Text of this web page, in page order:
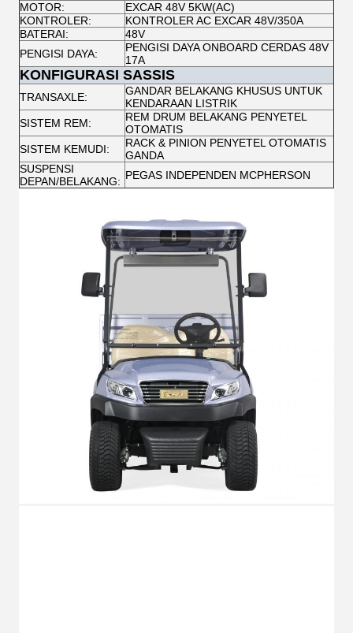
MOTOR:
EXCAR 48V 5KW(AC)
KONTROLER:
KONTROLER AC EXCAR 48V/350A
BATERAI:
48V
PENGISI DAYA:
PENGISI DAYA ONBOARD CERDAS 48V
17A
KONFIGURASI SASSIS
TRANSAXLE:
GANDAR BELAKANG KHUSUS UNTUK
KENDARAAN LISTRIK
SISTEM REM:
REM DRUM BELAKANG PENYETEL
OTOMATIS
SISTEM KEMUDI:
RACK & PINION PENYETEL OTOMATIS
GANDA
SUSPENSI
DEPAN/BELAKANG: PEGAS INDEPENDEN MCPHERSON